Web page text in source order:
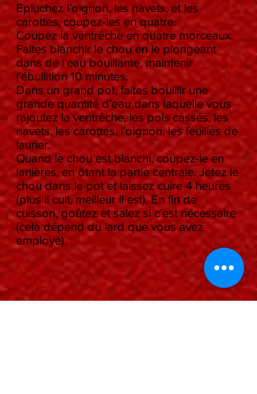
Epluchez l’oignon, les navets, et les
carottes, coupez-les en quatre.
Coupez la ventrêche en quatre morceaux.
Faites blanchir le chou en le plongeant
dans de l’eau bouillante, maintenir
l’ébullition 10 minutes.
Dans un grand pot, faites bouillir une
grande quantité d’eau dans laquelle vous
rajoutez la ventrêche, les pois cassés, les
navets, les carottes, l’oignon, les feuilles de
laurier.
Quand le chou est blanchi, coupez-le en
lanières, en ôtant la partie centrale. Jetez le
chou dans le pot et laissez cuire 4 heures
(plus il cuit, meilleur il est). En fin de
cuisson, goûtez et salez si c’est nécessaire
(cela dépend du lard que vous avez
employé).